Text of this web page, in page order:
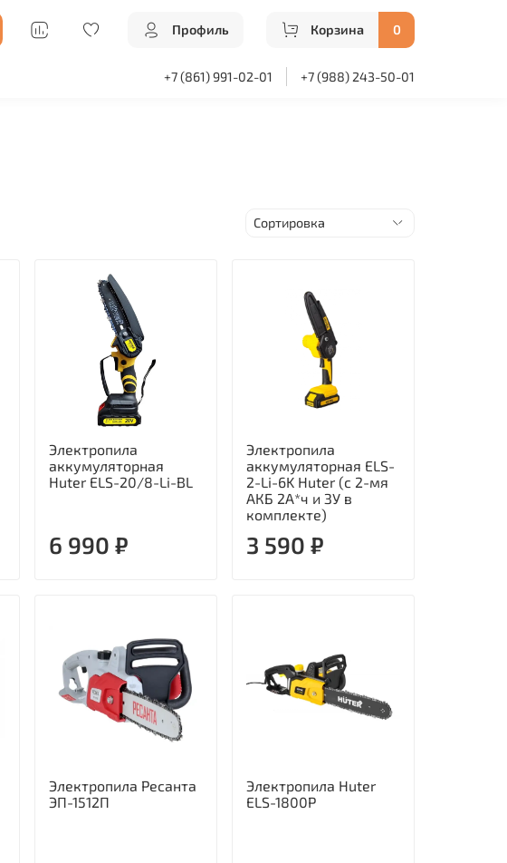
Профиль Корзина 0
+7 (861) 991-02-01 +7 (988) 243-50-01
Электропила
аккумуляторная
Huter ELS-20/8-Li-BL
6 990 ₽
Электропила
аккумуляторная ELS-
2-Li-6K Huter (с 2-мя
АКБ 2А*ч и ЗУ в
комплекте)
3 590 ₽
Электропила Ресанта
ЭП-1512П
Электропила Huter
ELS-1800P